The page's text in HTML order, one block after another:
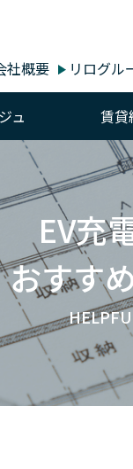
社概要 リログル
ュ 賃貸
EV充
おすす